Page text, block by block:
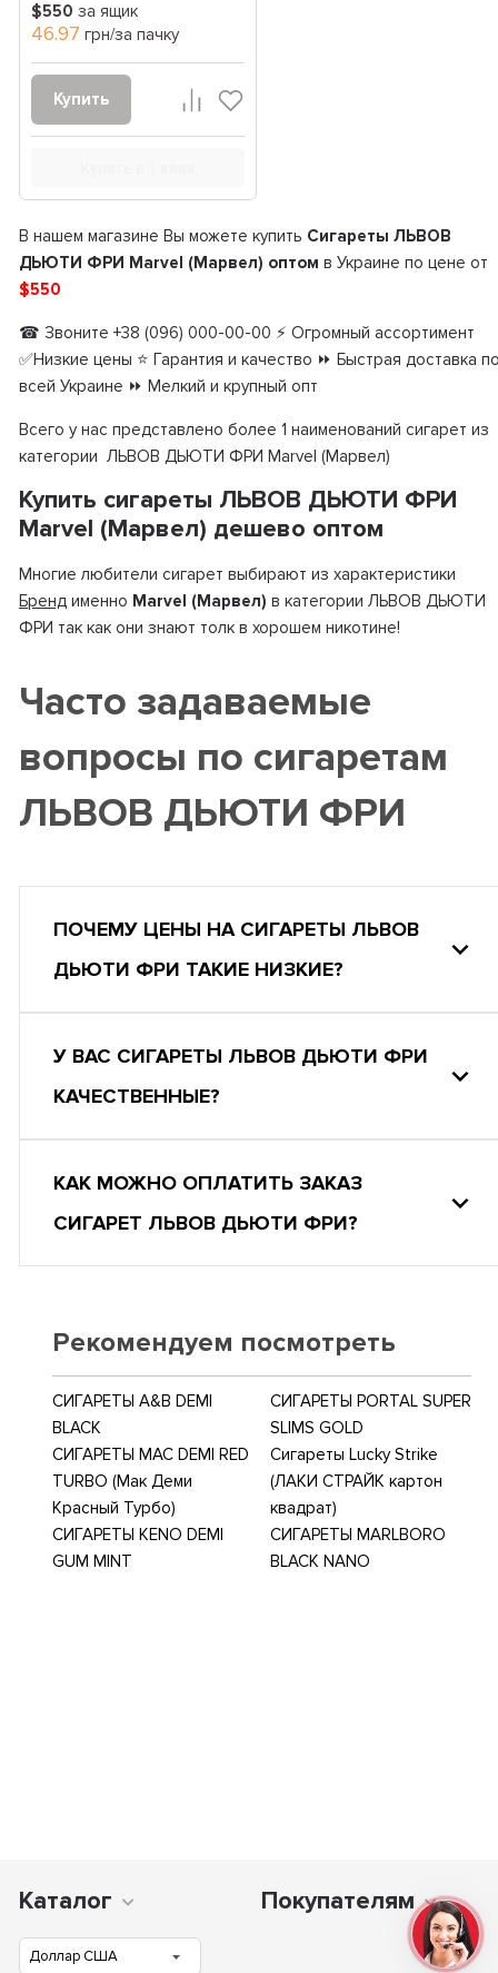
$550 за ящик
46.97 грн/за пачку
Купить
В нашем магазине Вы можете купить Сигареты ЛЬВОВ
ДЬЮТИ ФРИ Marvel (Марвел) оптом в Украине по цене от
$550
☎ Звоните +38 (096) 000-00-00 ⚡ Огромный ассортимент
✅Низкие цены ⭐ Гарантия и качество ⏩ Быстрая доставка
всей Украине ⏩ Мелкий и крупный опт
Всего у нас представлено более 1 наименований сигарет из
категории ЛЬВОВ ДЬЮТИ ФРИ Marvel (Марвел)
Купить сигареты ЛЬВОВ ДЬЮТИ ФРИ
Marvel (Марвел) дешево оптом
Многие любители сигарет выбирают из характеристики
Брендименно Marvel (Марвел) в категории ЛЬВОВ ДЬЮТИ
ФРИ так как они знают толк в хорошем никотине!
Часто задаваемые
вопросы по сигаретам
ЛЬВОВ ДЬЮТИ ФРИ
ПОЧЕМУ ЦЕНЫ НА СИГАРЕТЫ ЛЬВОВ
ДЬЮТИ ФРИ ТАКИЕ НИЗКИЕ?
У ВАС СИГАРЕТЫ ЛЬВОВ ДЬЮТИ ФРИ
КАЧЕСТВЕННЫЕ?
КАК МОЖНО ОПЛАТИТЬ ЗАКАЗ
СИГАРЕТ ЛЬВОВ ДЬЮТИ ФРИ?
Рекомендуем посмотреть
СИГАРЕТЫ A&B DEMI
BLACK
СИГАРЕТЫ MAC DEMI RED
TURBO (Мак Деми
Красный Турбо)
СИГАРЕТЫ KENO DEMI
GUM MINT
СИГАРЕТЫ PORTAL SUPER
SLIMS GOLD
Сигареты Lucky Strike
(ЛАКИ СТРАЙК картон
квадрат)
СИГАРЕТЫ MARLBORO
BLACK NANO
Каталог Покупателям